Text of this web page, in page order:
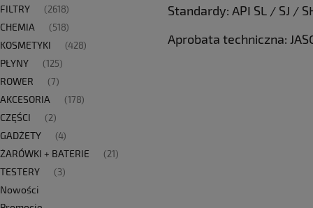
FILTRY (2618)
CHEMIA (518)
KOSMETYKI (428)
PŁYNY (125)
ROWER (7)
AKCESORIA (178)
CZĘŚCI (2)
GADŻETY (4)
ŻARÓWKI + BATERIE (21)
TESTERY (3)
Nowości
Standardy: API SL / SJ /
Aprobata techniczna: